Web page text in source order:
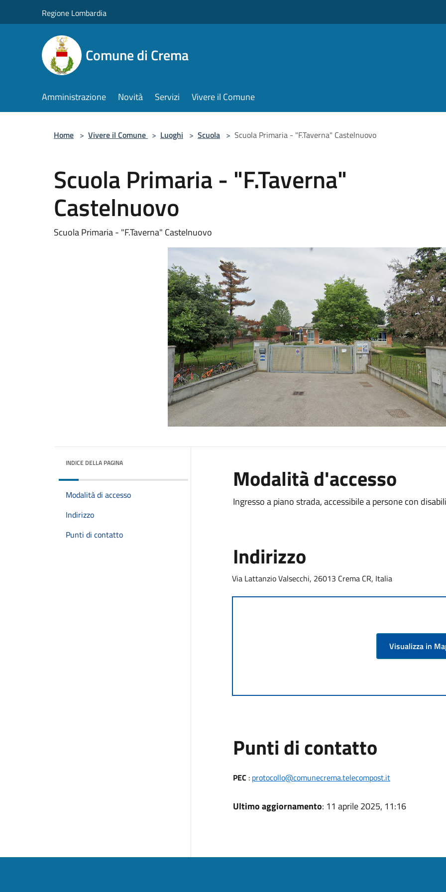
Regione Lombardia
Comune di Crema
Amministrazione Novità Servizi Vivere il Comune
Home > Vivere il Comune > Luoghi > Scuola > Scuola Primaria - "F.Taverna" Castelnuovo
Scuola Primaria - "F.Taverna"
Castelnuovo
Scuola Primaria - "F.Taverna" Castelnuovo
INDICE DELLA PAGINA
Modalità di accesso
Indirizzo
Punti di contatto
Modalità d'accesso
Ingresso a piano strada, accessibile a persone con
Indirizzo
Via Lattanzio Valsecchi, 26013 Crema CR, Italia
Visualizza in
Punti di contatto
PEC : protocollo@comunecrema.telecompost.it
Ultimo aggiornamento: 11 aprile 2025, 11:16